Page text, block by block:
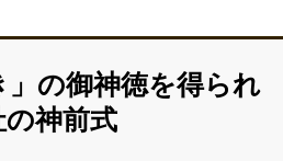
」の御神徳を得られ
神前式